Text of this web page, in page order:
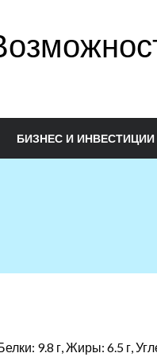
БИЗНЕС И ИНВЕСТИЦИИ
9.8 г, Жиры: 6.5 г,